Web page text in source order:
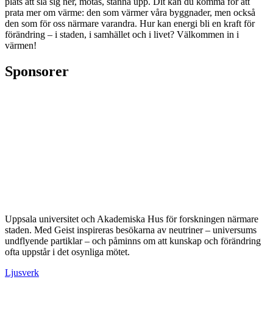
prata mer om värme: den som värmer våra byggnader, men också
den som för oss närmare varandra. Hur kan energi bli en kraft för
förändring – i staden, i samhället och i livet? Välkommen in i
värmen!
Sponsorer
Uppsala universitet och Akademiska Hus för forskningen närmare
staden. Med Geist inspireras besökarna av neutriner – universums
undflyende partiklar – och påminns om att kunskap och förändring
ofta uppstår i det osynliga mötet.
Ljusverk